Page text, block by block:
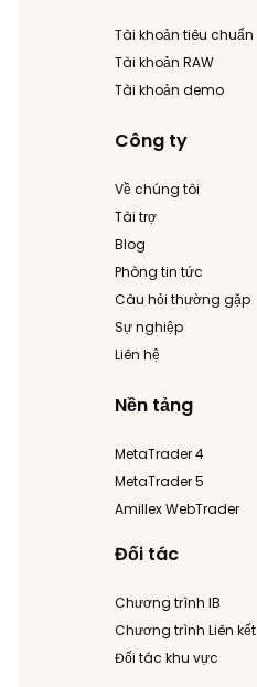
Tài khoản tiêu chuẩn
Tài khoản RAW
Tài khoản demo
Công ty
Về chúng tôi
Tài trợ
Blog
Phòng tin tức
Câu hỏi thường gặp
Sự nghiệp
Liên hệ
Nền tảng
MetaTrader 4
MetaTrader 5
Amillex WebTrader
Đối tác
Chương trình IB
Chương trình Liên kết
Đối tác khu vực